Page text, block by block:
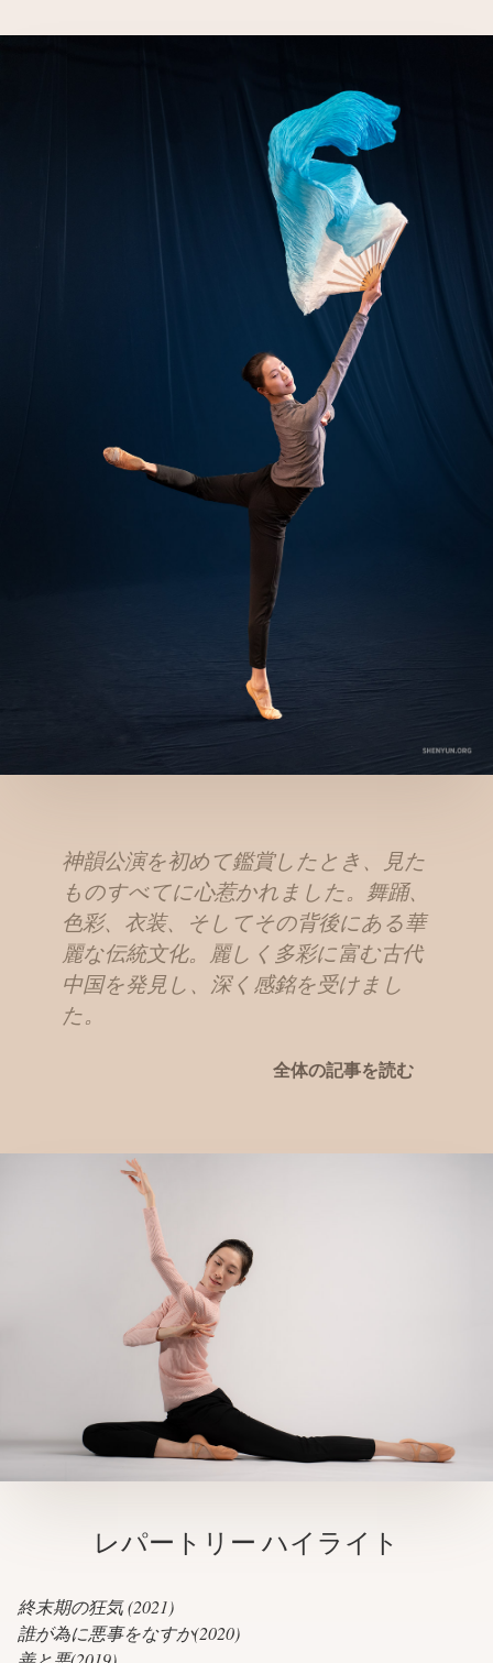
神韻公演を初めて鑑賞したとき、見た
ものすべてに心惹かれました。舞踊、
色彩、衣装、そしてその背後にある華
麗な伝統文化。麗しく多彩に富む古代
中国を発見し、深く感銘を受けまし
た。
全体の記事を読む
レパートリー ハイライト
終末期の狂気 (2021)
誰が為に悪事をなすか(2020)